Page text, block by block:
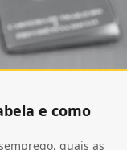
e como
quais as